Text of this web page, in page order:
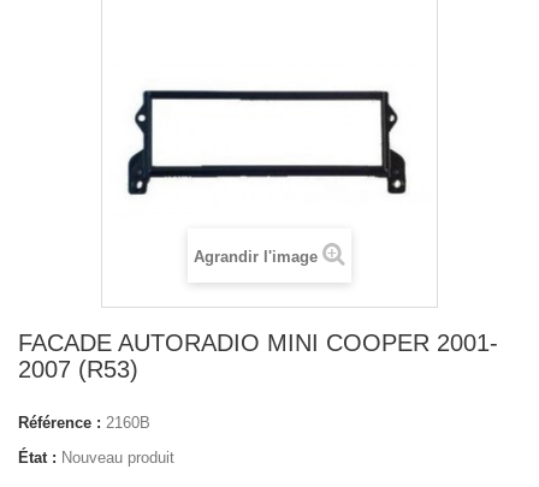
Agrandir l'image
FACADE AUTORADIO MINI COOPER 2001-
2007 (R53)
Référence : 2160B
État : Nouveau produit